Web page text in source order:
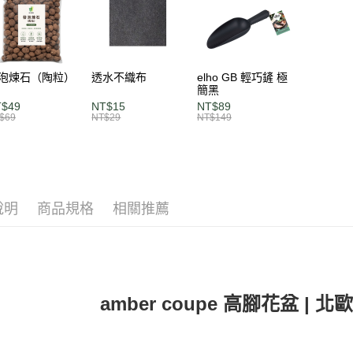
煉石（陶粒） 透水不織布
NT$15
NT$29
elho GB 輕巧鏟 極
簡黑
NT$89
NT$149
明 商品規格 相關推薦
amber coupe 高腳花盆 | 北